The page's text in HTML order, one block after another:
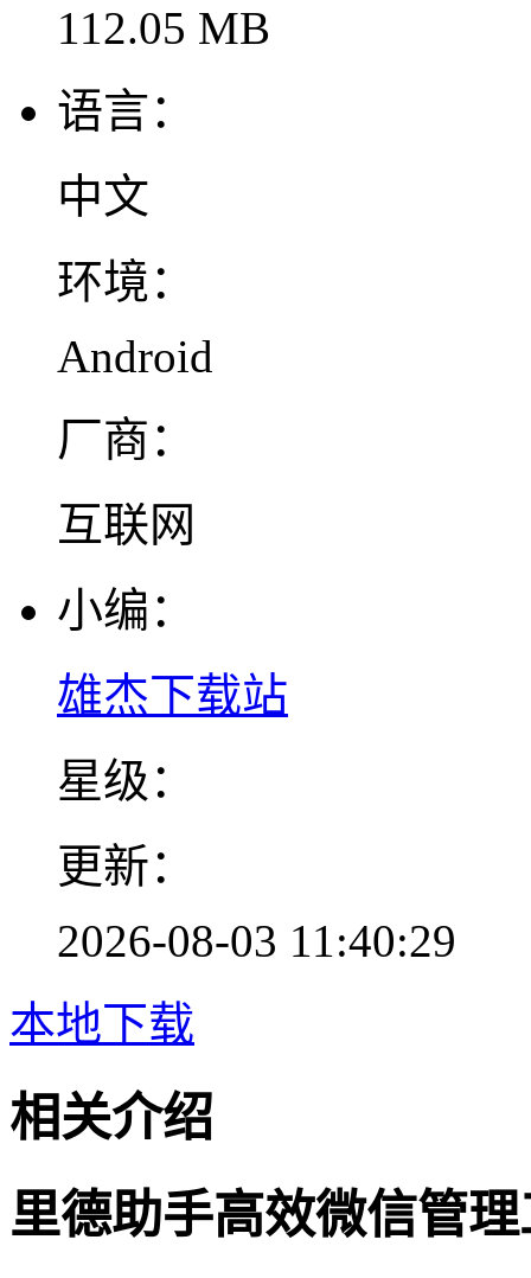
112.05 MB
语言：
中文
环境：
Android
厂商：
互联网
小编：
雄杰下载站
星级：
更新：
2026-08-03 11:40:29
本地下载
相关介绍
里德助手高效微信管